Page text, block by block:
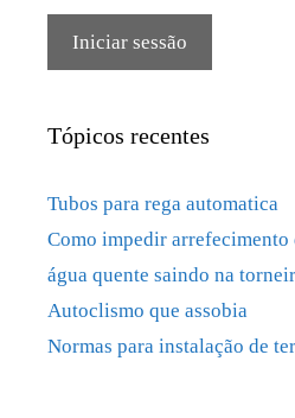
Iniciar sessão
Tópicos recentes
Tubos para rega automatica
Como impedir
água quente saindo na
Autoclismo que assobia
Normas para instalação de